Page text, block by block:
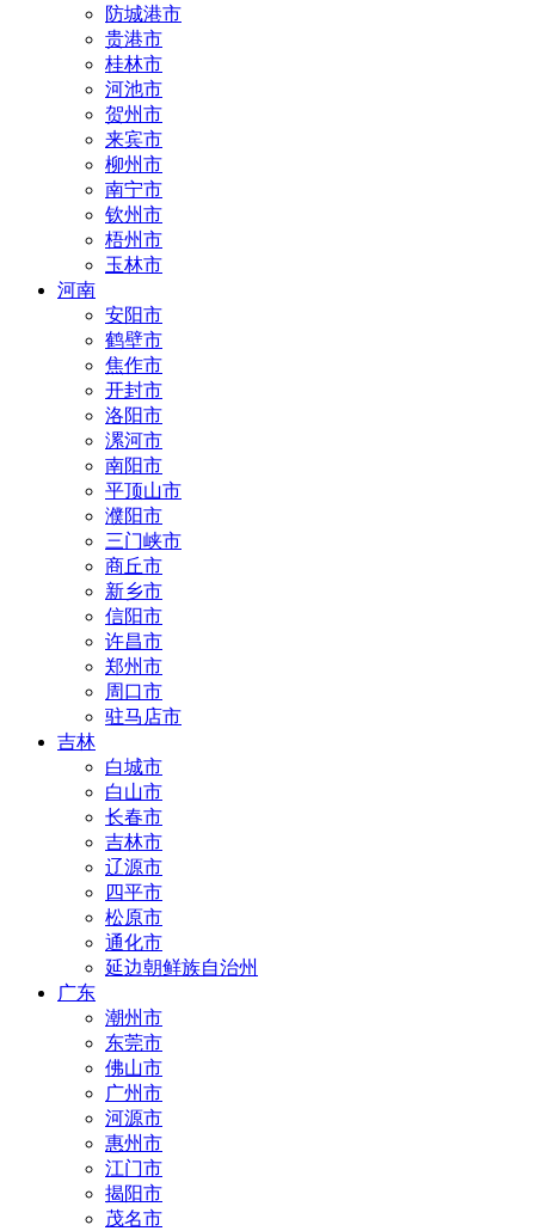
防城港市
贵港市
桂林市
河池市
贺州市
来宾市
柳州市
南宁市
钦州市
梧州市
玉林市
河南
安阳市
鹤壁市
焦作市
开封市
洛阳市
漯河市
南阳市
平顶山市
濮阳市
三门峡市
商丘市
新乡市
信阳市
许昌市
郑州市
周口市
驻马店市
吉林
白城市
白山市
长春市
吉林市
辽源市
四平市
松原市
通化市
延边朝鲜族自治州
广东
潮州市
东莞市
佛山市
广州市
河源市
惠州市
江门市
揭阳市
茂名市